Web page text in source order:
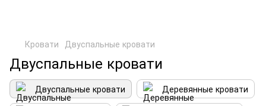
Кровати Двуспальные кровати
Двуспальные кровати
Двуспальные кровати
Деревянные кровати